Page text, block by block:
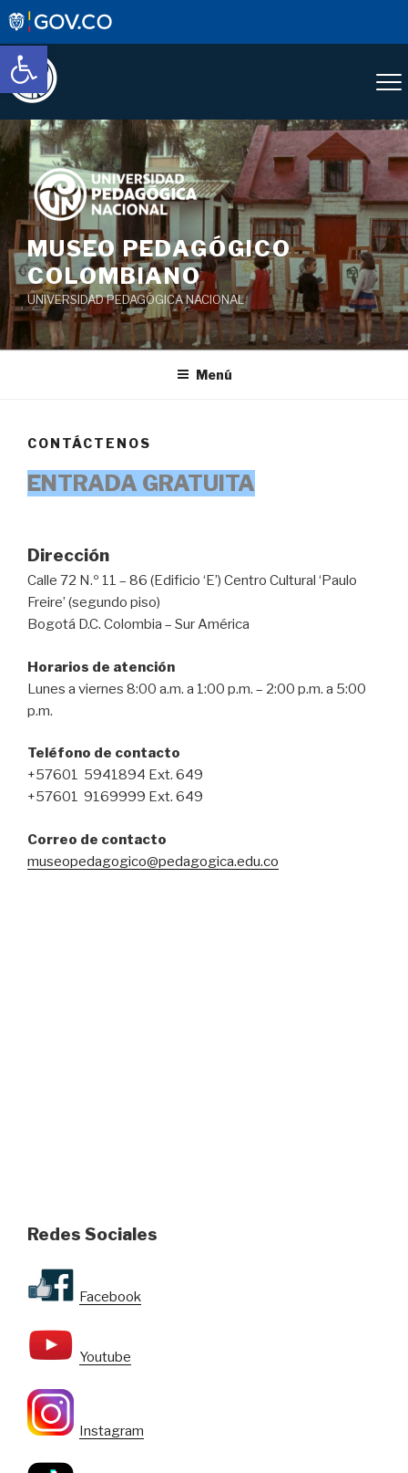
Abrir barra de herramientas
Saltar
al
contenido
MUSEO PEDAGÓGICO
COLOMBIANO
UNIVERSIDAD PEDAGÓGICA NACIONAL
Menú
CONTÁCTENOS
ENTRADA GRATUITA
Dirección
Calle 72 N.º 11 – 86 (Edificio ‘E’) Centro Cultural ‘Paulo
Freire’ (segundo piso)
Bogotá D.C. Colombia – Sur América
Horarios de atención
Lunes a viernes 8:00 a.m. a 1:00 p.m. – 2:00 p.m. a 5:00
p.m.
Teléfono de contacto
+57601 5941894 Ext. 649
+57601 9169999 Ext. 649
Correo de contacto
museopedagogico@pedagogica.edu.co
Redes Sociales
Facebook
Youtube
Instagram